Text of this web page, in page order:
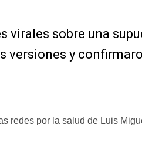
virales sobre una
versiones y